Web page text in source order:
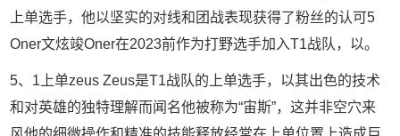
上单选手，他以坚实的对线和团战表现获得了粉丝的认可5
Oner文炫竣Oner在2023前作为打野选手加入T1战队，以。
5、1上单zeus Zeus是T1战队的上单选手，以其出色的技术
和对英雄的独特理解而闻名他被称为“宙斯”，这并非空穴来